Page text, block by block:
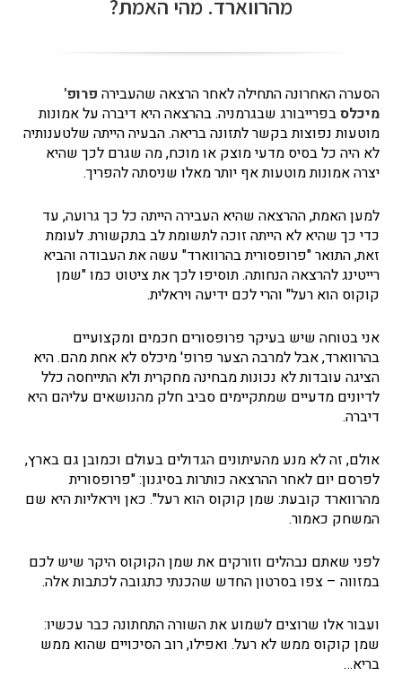
מהרווארד. מהי האמת?
הסערה האחרונה התחילה לאחר הרצאה שהעבירה פרופ'
מיכלסבפרייבורג שבגרמניה. בהרצאה היא דיברה על אמונות
מוטעות נפוצות בקשר לתזונה בריאה. הבעיה הייתה שלטענותיה
לא היה כל בסיס מדעי מוצק או מוכח, מה שגרם לכך שהיא
יצרה אמונות מוטעות אף יותר מאלו שניסתה להפריך.
למען האמת, ההרצאה שהיא העבירה הייתה כל כך גרועה, עד
כדי כך שהיא לא הייתה זוכה לתשומת לב בתקשורת. לעומת
זאת, התואר "פרופסורית בהרווארד" עשה את העבודה והביא
רייטינג להרצאה הנחותה. תוסיפו לכך את ציטוט כמו "שמן
קוקוס הוא רעל" והרי לכם ידיעה ויראלית.
אני בטוחה שיש בעיקר פרופסורים חכמים ומקצועיים
בהרווארד, אבל למרבה הצער פרופ' מיכלס לא אחת מהם. היא
הציגה עובדות לא נכונות מבחינה מחקרית ולא התייחסה כלל
לדיונים מדעיים שמתקיימים סביב חלק מהנושאים עליהם היא
דיברה.
אולם, זה לא מנע מהעיתונים הגדולים בעולם וכמובן גם בארץ,
לפרסם יום לאחר ההרצאה כותרות בסיגנון: "פרופסורית
מהרווארד קובעת: שמן קוקוס הוא רעל". כאן ויראליות היא שם
המשחק כאמור.
לפני שאתם נבהלים וזורקים את שמן הקוקוס היקר שיש לכם
במזווה – צפו בסרטון החדש שהכנתי כתגובה לכתבות אלה.
ועבור אלו שרוצים לשמוע את השורה התחתונה כבר עכשיו:
שמן קוקוס ממש לא רעל. ואפילו, רוב הסיכויים שהוא ממש
בריא…